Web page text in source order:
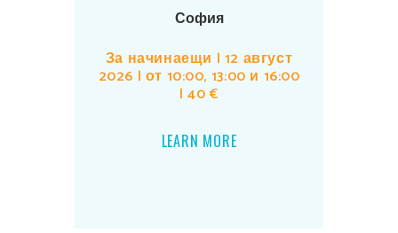
София
За начинаещи | 12 август
2026 | от 10:00, 13:00 и 16:00
| 40 €
LEARN MORE